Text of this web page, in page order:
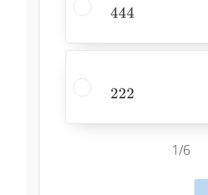
444
444
222
222
1/6